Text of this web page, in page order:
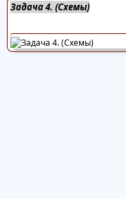
Задача 4. (Схемы)